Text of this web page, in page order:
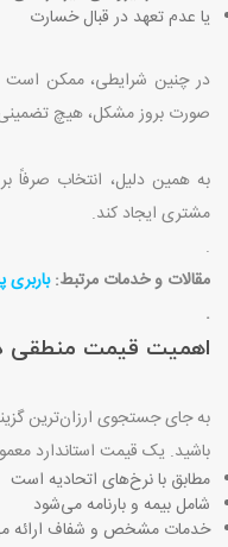
یا عدم تعهد در قبال خسارت
در چنین شرایطی، ممکن است
صورت بروز مشکل، هیچ
به همین دلیل، انتخاب صرفاً
مشتری ایجاد کند.
.
مقالات و خدمات مرتبط:باربری
.
اهمیت قیمت منطقی
به جای جستجوی ارزان‌ترین
باشید. یک قیمت استاندارد
مطابق با نرخ‌های اتحادیه است
شامل بیمه و بارنامه می‌شود
خدمات مشخص و شفاف ارائه